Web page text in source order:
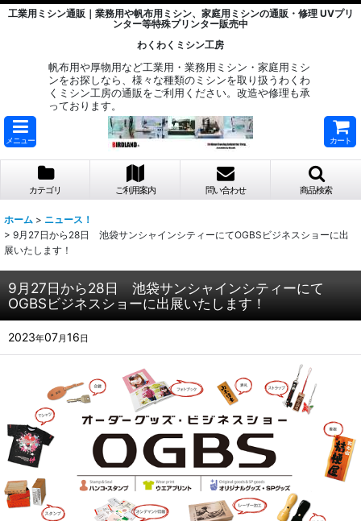
工業用ミシン通販｜業務用や帆布用ミシン、家庭用ミシンの通販・修理 UVプリ
ンター等特殊プリンター販売中
わくわくミシン工房
帆布用や厚物用など工業用・業務用ミシン・家庭用ミシ
ンをお探しなら、様々な種類のミシンを取り扱うわくわ
くミシン工房の通販をご利用ください。改造や修理も承
っております。
メニュー カート
カテゴリ ご利用案内 問い合わせ 商品検索
ホーム > ニュース！
> 9月27日から28日 池袋サンシャインシティーにてOGBSビジネスショーに出
展いたします！
9月27日から28日 池袋サンシャインシティーにて
OGBSビジネスショーに出展いたします！
2023年07月16日